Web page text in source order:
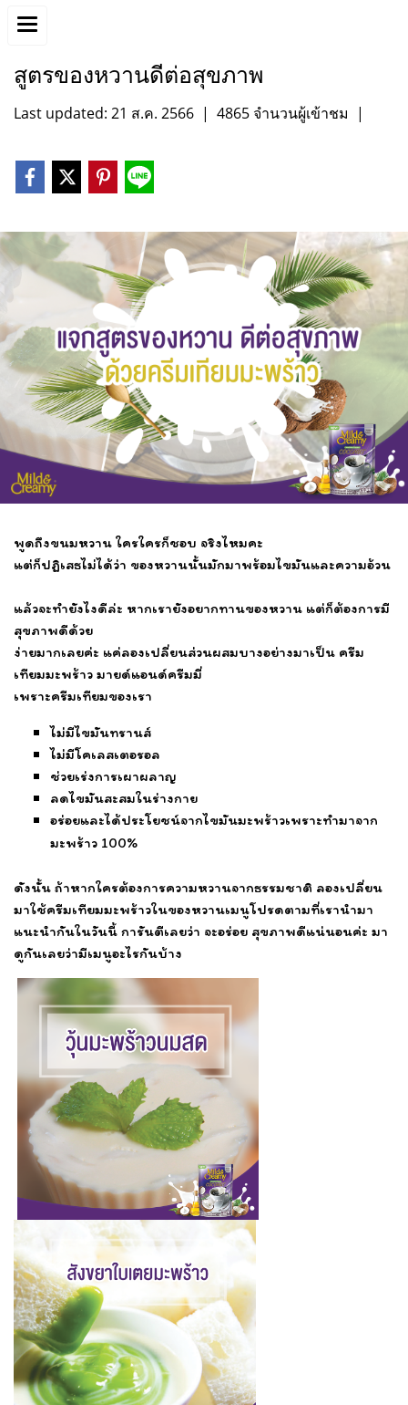
สูตรของหวานดีต่อสุขภาพ
Last updated: 21 ส.ค. 2566 | 4865 จำนวนผู้เข้าชม |
พูดถึงขนมหวาน ใครใครก็ชอบ จริงไหมคะ
แต่ก็ปฏิเสธไม่ได้ว่า ของหวานนั้นมักมาพร้อมไขมันและความอ้วน
แล้วจะทำยังไงดีล่ะ หากเรายังอยากทานของหวาน แต่ก็ต้องการมี
สุขภาพดีด้วย
ง่ายมากเลยค่ะ แค่ลองเปลี่ยนส่วนผสมบางอย่างมาเป็น ครีม
เทียมมะพร้าว มายด์แอนด์ครีมมี่
เพราะครีมเทียมของเรา
ไม่มีไขมันทรานส์
ไม่มีโคเลสเตอรอล
ช่วยเร่งการเผาผลาญ
ลดไขมันสะสมในร่างกาย
อร่อยและได้ประโยชน์จากไขมันมะพร้าวเพราะทำมาจาก
มะพร้าว 100%
ดังนั้น ถ้าหากใครต้องการความหวานจากธรรมชาติ ลองเปลี่ยน
มาใช้ครีมเทียมมะพร้าวในของหวานเมนูโปรดตามที่เรานำมา
แนะนำกันในวันนี้ การันตีเลยว่า จะอร่อย สุขภาพดีแน่นอนค่ะ มา
ดูกันเลยว่ามีเมนูอะไรกันบ้าง